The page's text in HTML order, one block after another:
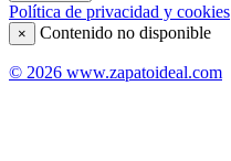
Política de privacidad y cookies
× Contenido no disponible
© 2026 www.zapatoideal.com